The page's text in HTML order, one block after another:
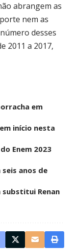
abrangem as
nem as
desses
2011 a 2017,
em
início nesta
Enem 2023
seis anos de
substitui Renan